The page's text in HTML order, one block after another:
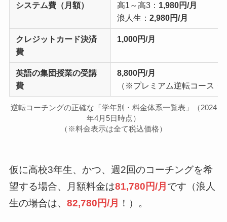
システム費（月額） 高1～高3： 1,980円/月
浪人生： 2,980円/月
クレジットカード決済
費
1,000円/月
英語の集団授業の受講
費
8,800円/月
（※プレミアム逆転コース・
逆転コーチングの正確な「学年別・料金体系一覧表」（2024
年4月5日時点）
（※料金表示は全て税込価格）
仮に高校3年生、かつ、週2回のコーチングを希
望する場合、月額料金は81,780円/月 です（浪人
生の場合は、 82,780円/月 ！）。